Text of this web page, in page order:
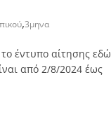
,3μηνα
έντυπο αίτησης εδώ
από 2/8/2024 έως